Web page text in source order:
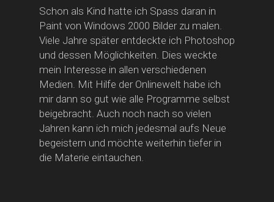
Schon als Kind hatte ich Spass daran in
Paint von Windows 2000 Bilder zu malen.
Viele Jahre später entdeckte ich Photoshop
und dessen Möglichkeiten. Dies weckte
mein Interesse in allen verschiedenen
Medien. Mit Hilfe der Onlinewelt habe ich
mir dann so gut wie alle Programme selbst
beigebracht. Auch noch nach so vielen
Jahren kann ich mich jedesmal aufs Neue
begeistern und möchte weiterhin tiefer in
die Materie eintauchen.